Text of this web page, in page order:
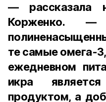
— рассказала
Корженко.
те самые омега-
ежедневном
икра
продуктом, а